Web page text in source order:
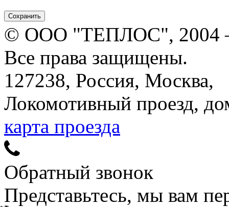
© ООО "ТЕПЛОС", 2004
Все права защищены.
127238, Россия, Москва,
Локомотивный проезд,
карта проезда
Обратный звонок
Представьтесь, мы вам